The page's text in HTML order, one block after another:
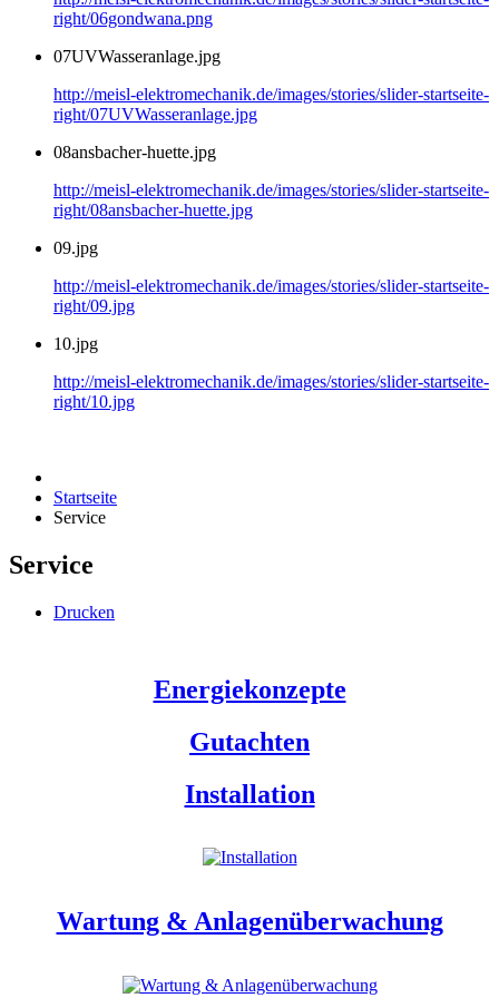
right/06gondwana.png
07UVWasseranlage.jpg
http://meisl-elektromechanik.de/images/stories/slider-startseite-
right/07UVWasseranlage.jpg
08ansbacher-huette.jpg
http://meisl-elektromechanik.de/images/stories/slider-startseite-
right/08ansbacher-huette.jpg
09.jpg
http://meisl-elektromechanik.de/images/stories/slider-startseite-
right/09.jpg
10.jpg
http://meisl-elektromechanik.de/images/stories/slider-startseite-
right/10.jpg
Startseite
Service
Service
Drucken
Energiekonzepte
Gutachten
Installation
Wartung & Anlagenüberwachung